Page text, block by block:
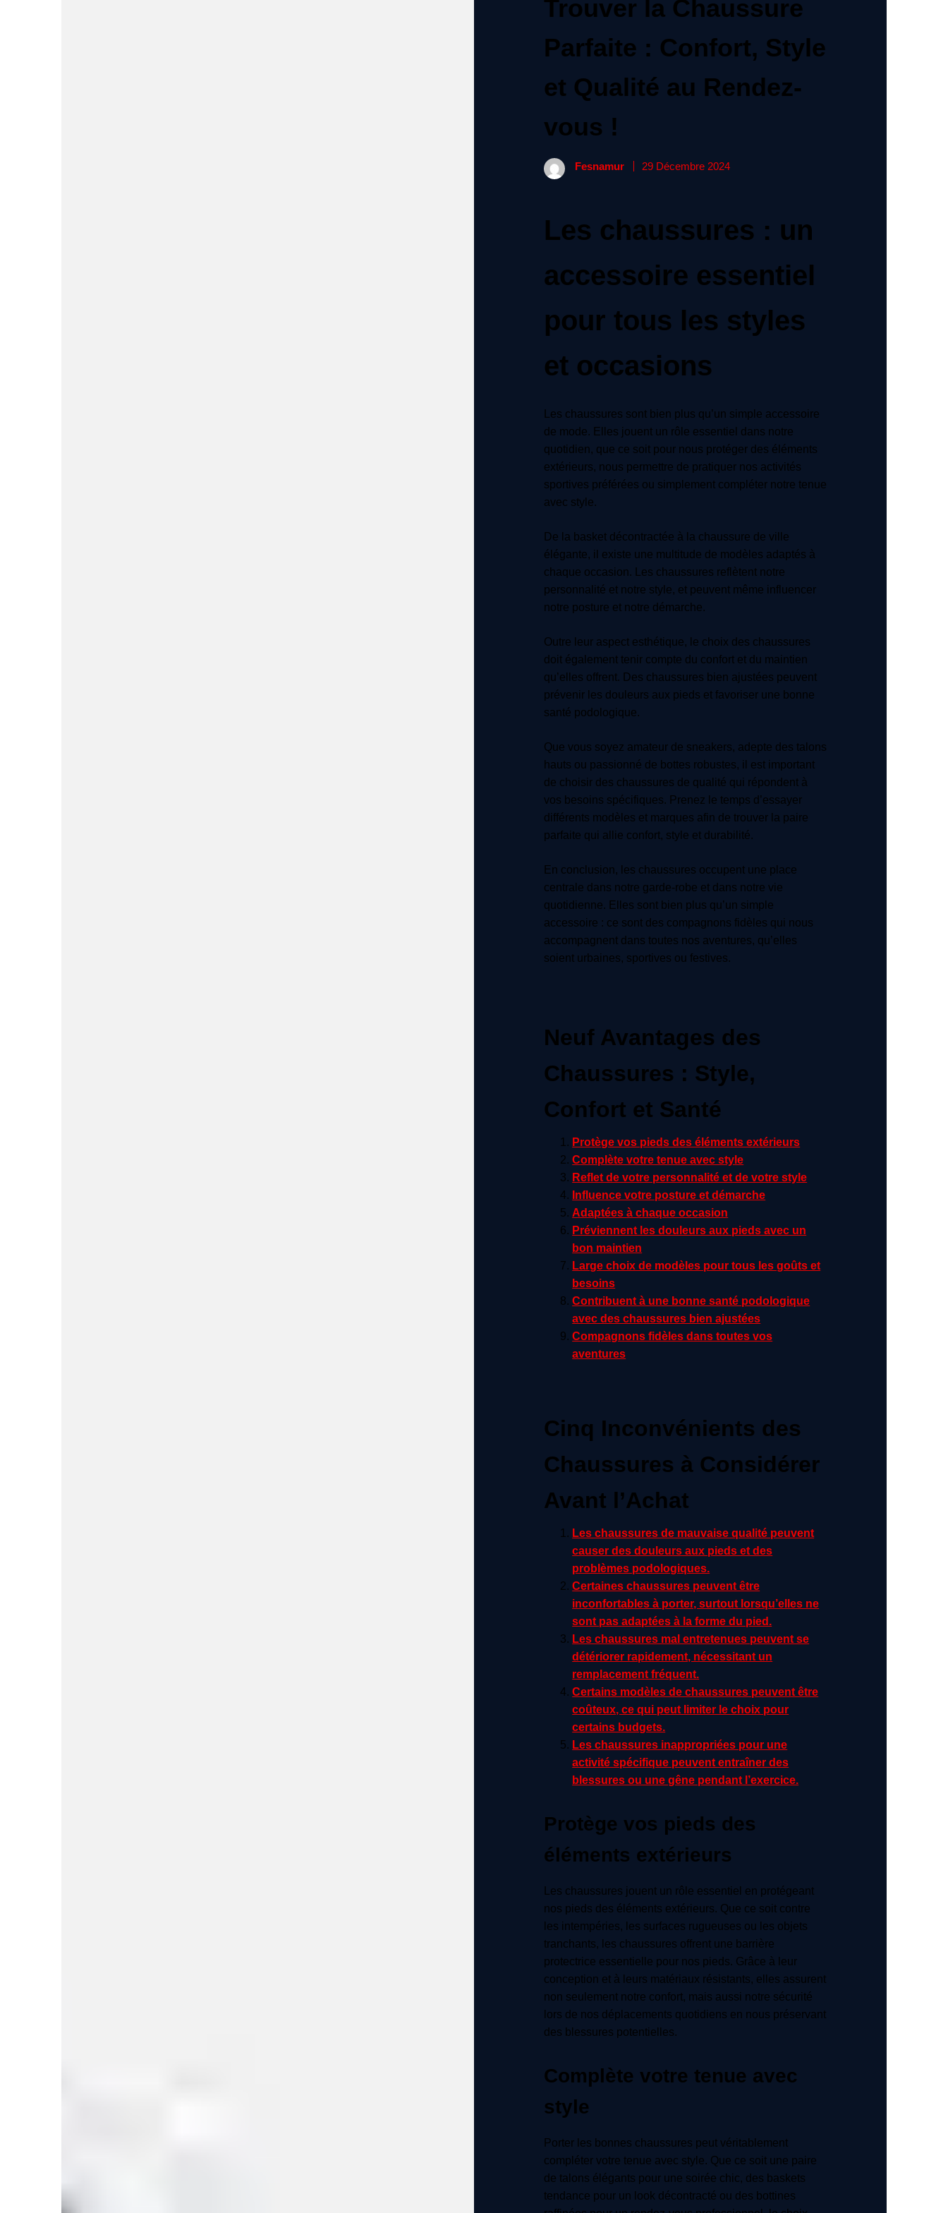
Trouver la Chaussure
Parfaite : Confort, Style
et Qualité au Rendez-
vous !
Fesnamur 29 Décembre 2024
Les chaussures : un
accessoire essentiel
pour tous les styles
et occasions
Les chaussures sont bien plus qu’un simple accessoire
de mode. Elles jouent un rôle essentiel dans notre
quotidien, que ce soit pour nous protéger des éléments
extérieurs, nous permettre de pratiquer nos activités
sportives préférées ou simplement compléter notre tenue
avec style.
De la basket décontractée à la chaussure de ville
élégante, il existe une multitude de modèles adaptés à
chaque occasion. Les chaussures reflètent notre
personnalité et notre style, et peuvent même influencer
notre posture et notre démarche.
Outre leur aspect esthétique, le choix des chaussures
doit également tenir compte du confort et du maintien
qu’elles offrent. Des chaussures bien ajustées peuvent
prévenir les douleurs aux pieds et favoriser une bonne
santé podologique.
Que vous soyez amateur de sneakers, adepte des talons
hauts ou passionné de bottes robustes, il est important
de choisir des chaussures de qualité qui répondent à
vos besoins spécifiques. Prenez le temps d’essayer
différents modèles et marques afin de trouver la paire
parfaite qui allie confort, style et durabilité.
En conclusion, les chaussures occupent une place
centrale dans notre garde-robe et dans notre vie
quotidienne. Elles sont bien plus qu’un simple
accessoire : ce sont des compagnons fidèles qui nous
accompagnent dans toutes nos aventures, qu’elles
soient urbaines, sportives ou festives.
Neuf Avantages des
Chaussures : Style,
Confort et Santé
Protège vos pieds des éléments extérieurs
Complète votre tenue avec style
Reflet de votre personnalité et de votre style
Influence votre posture et démarche
Adaptées à chaque occasion
Préviennent les douleurs aux pieds avec un
bon maintien
Large choix de modèles pour tous les goûts et
besoins
Contribuent à une bonne santé podologique
avec des chaussures bien ajustées
Compagnons fidèles dans toutes vos
aventures
Cinq Inconvénients des
Chaussures à Considérer
Avant l’Achat
Les chaussures de mauvaise qualité peuvent
causer des douleurs aux pieds et des
problèmes podologiques.
Certaines chaussures peuvent être
inconfortables à porter, surtout lorsqu’elles ne
sont pas adaptées à la forme du pied.
Les chaussures mal entretenues peuvent se
détériorer rapidement, nécessitant un
remplacement fréquent.
Certains modèles de chaussures peuvent être
coûteux, ce qui peut limiter le choix pour
certains budgets.
Les chaussures inappropriées pour une
activité spécifique peuvent entraîner des
blessures ou une gêne pendant l’exercice.
Protège vos pieds des
éléments extérieurs
Les chaussures jouent un rôle essentiel en protégeant
nos pieds des éléments extérieurs. Que ce soit contre
les intempéries, les surfaces rugueuses ou les objets
tranchants, les chaussures offrent une barrière
protectrice essentielle pour nos pieds. Grâce à leur
conception et à leurs matériaux résistants, elles assurent
non seulement notre confort, mais aussi notre sécurité
lors de nos déplacements quotidiens en nous préservant
des blessures potentielles.
Complète votre tenue avec
style
Porter les bonnes chaussures peut véritablement
compléter votre tenue avec style. Que ce soit une paire
de talons élégants pour une soirée chic, des baskets
tendance pour un look décontracté ou des bottines